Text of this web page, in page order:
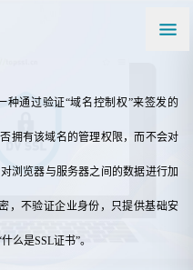
种通过验证“域名控制权”来签发的
拥有该域名的管理权限，而不会对
浏览器与服务器之间的数据进行加
，不验证企业身份，只提供基础安
什么是SSL证书”。